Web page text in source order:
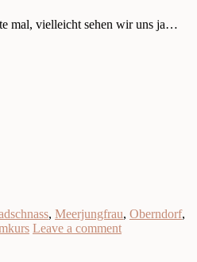
mal, vielleicht sehen wir uns ja…
, Meerjungfrau, Oberndorf,
Leave a comment